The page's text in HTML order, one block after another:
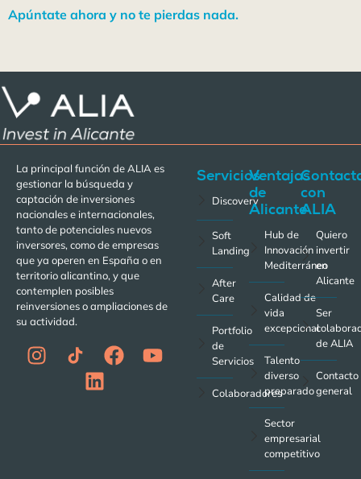
Apúntate ahora y no te pierdas nada.
La principal función de ALIA es
gestionar la búsqueda y
captación de inversiones
nacionales e internacionales,
tanto de potenciales nuevos
inversores, como de empresas
que ya operen en España o en
territorio alicantino, y que
contemplen posibles
reinversiones o ampliaciones de
su actividad.
Servicios
Discovery
Soft
Landing
After
Care
Portfolio
de
Servicios
Colaboradores
Ventajas
de
Alicante
Hub de
Innovación
Mediterráneo
Calidad de
vida
excepcional
Talento
diverso
preparado
Sector
empresarial
competitivo
con
ALIA
Quiero
invertir
en
Alicante
Ser
de ALIA
Contacto
general